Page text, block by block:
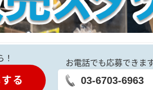
！
る
お電話でも応募できま
03-6703-6963